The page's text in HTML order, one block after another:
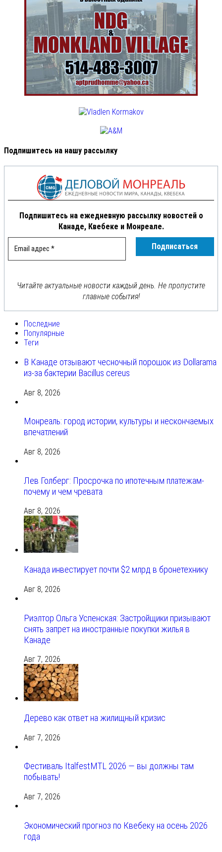
Подпишитесь на нашу рассылку
Подпишитесь на ежедневную рассылку новостей о
Канаде, Квебеке и Монреале.
Читайте актуальные новости каждый день. Не пропустите
главные события!
Последние
Популярные
Теги
В Канаде отзывают чесночный порошок из Dollarama
из-за бактерии Bacillus cereus
Авг 8, 2026
Монреаль: город истории, культуры и нескончаемых
впечатлений
Авг 8, 2026
Лев Голберг: Просрочка по ипотечным платежам-
почему и чем чревата
Авг 8, 2026
Канада инвестирует почти $2 млрд в бронетехнику
Авг 8, 2026
Риэлтор Ольга Успенская: Застройщики призывают
снять запрет на иностранные покупки жилья в
Канаде
Авг 7, 2026
Дерево как ответ на жилищный кризис
Авг 7, 2026
Фестиваль ItalfestMTL 2026 — вы должны там
побывать!
Авг 7, 2026
Экономический прогноз по Квебеку на осень 2026
года